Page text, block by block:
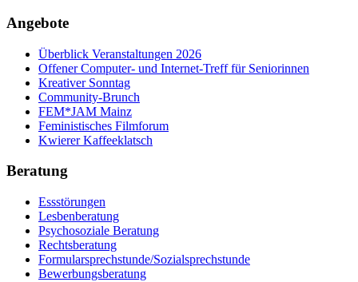
Angebote
Überblick Veranstaltungen 2026
Offener Computer- und Internet-Treff für Seniorinnen
Kreativer Sonntag
Community-Brunch
FEM*JAM Mainz
Feministisches Filmforum
Kwierer Kaffeeklatsch
Beratung
Essstörungen
Lesbenberatung
Psychosoziale Beratung
Rechtsberatung
Formularsprechstunde/Sozialsprechstunde
Bewerbungsberatung